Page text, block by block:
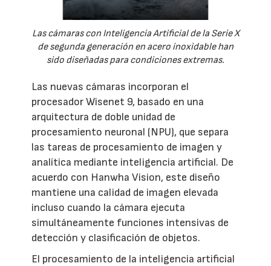
Las cámaras con Inteligencia Artificial de la Serie X
de segunda generación en acero inoxidable han
sido diseñadas para condiciones extremas.
Las nuevas cámaras incorporan el
procesador Wisenet 9, basado en una
arquitectura de doble unidad de
procesamiento neuronal (NPU), que separa
las tareas de procesamiento de imagen y
analítica mediante inteligencia artificial. De
acuerdo con Hanwha Vision, este diseño
mantiene una calidad de imagen elevada
incluso cuando la cámara ejecuta
simultáneamente funciones intensivas de
detección y clasificación de objetos.
El procesamiento de la inteligencia artificial